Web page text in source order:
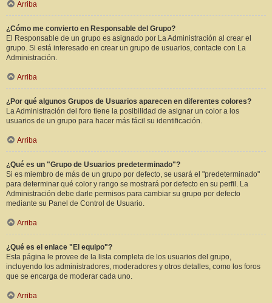
Arriba
¿Cómo me convierto en Responsable del Grupo?
El Responsable de un grupo es asignado por La Administración al crear el
grupo. Si está interesado en crear un grupo de usuarios, contacte con La
Administración.
Arriba
¿Por qué algunos Grupos de Usuarios aparecen en diferentes colores?
La Administración del foro tiene la posibilidad de asignar un color a los
usuarios de un grupo para hacer más fácil su identificación.
Arriba
¿Qué es un "Grupo de Usuarios predeterminado"?
Si es miembro de más de un grupo por defecto, se usará el "predeterminado"
para determinar qué color y rango se mostrará por defecto en su perfil. La
Administración debe darle permisos para cambiar su grupo por defecto
mediante su Panel de Control de Usuario.
Arriba
¿Qué es el enlace "El equipo"?
Esta página le provee de la lista completa de los usuarios del grupo,
incluyendo los administradores, moderadores y otros detalles, como los foros
que se encarga de moderar cada uno.
Arriba